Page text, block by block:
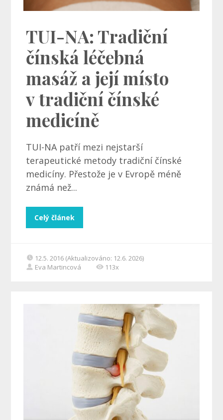
TUI-NA: Tradiční
čínská léčebná
masáž a její místo
v tradiční čínské
medicíně
TUI-NA patří mezi nejstarší
terapeutické metody tradiční čínské
medicíny. Přestože je v Evropě méně
známá než...
Celý článek
12.5. 2016 (Aktualizováno: 12.6. 2026)
Eva Martincová
113x